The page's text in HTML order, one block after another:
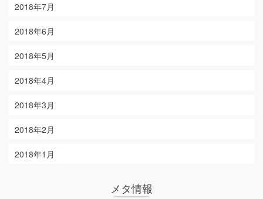
2018年7月
2018年6月
2018年5月
2018年4月
2018年3月
2018年2月
2018年1月
メタ情報